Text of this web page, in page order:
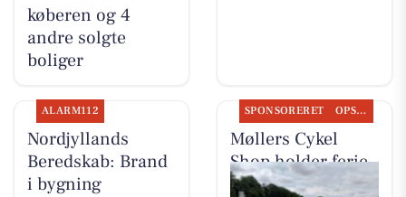
køberen og 4
andre solgte
boliger
ALARM112
Nordjyllands
Beredskab: Brand
i bygning
SPONSORERET OPSLAGSTAVLEN
Møllers Cykel
Shop holder ferie
fra 10/8 til 17/8